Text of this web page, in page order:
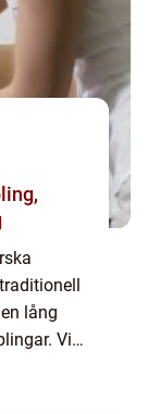
lång
Vi